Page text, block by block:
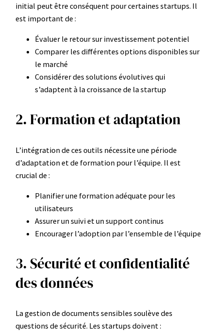
initial peut être conséquent pour certaines startups. Il
est important de :
Évaluer le retour sur investissement potentiel
Comparer les différentes options disponibles sur
le marché
Considérer des solutions évolutives qui
s’adaptent à la croissance de la startup
2. Formation et adaptation
L’intégration de ces outils nécessite une période
d’adaptation et de formation pour l’équipe. Il est
crucial de :
Planifier une formation adéquate pour les
utilisateurs
Assurer un suivi et un support continus
Encourager l’adoption par l’ensemble de l’équipe
3. Sécurité et confidentialité
des données
La gestion de documents sensibles soulève des
questions de sécurité. Les startups doivent :